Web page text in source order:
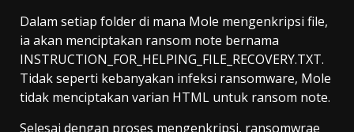
Dalam setiap folder di mana Mole mengenkripsi file,
ia akan menciptakan ransom note bernama
INSTRUCTION_FOR_HELPING_FILE_RECOVERY.TXT.
Tidak seperti kebanyakan infeksi ransomware, Mole
tidak menciptakan varian HTML untuk ransom note.
Selesai dengan proses mengenkripsi, ransomwrae